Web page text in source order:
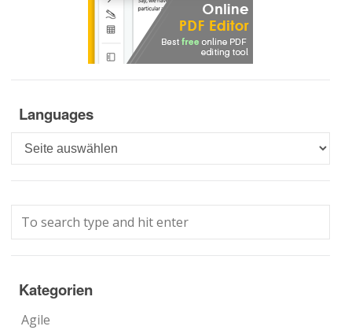
Languages
Languages
Kategorien
Agile